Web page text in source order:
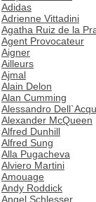
Adidas
Adrienne Vittadini
Agatha Ruiz de la
Agent Provocateur
Aigner
Ailleurs
Ajmal
Alain Delon
Alan Cumming
Alessandro
Alexander McQueen
Alfred Dunhill
Alfred Sung
Alla Pugacheva
Alviero Martini
Amouage
Andy Roddick
Angel Schlesser